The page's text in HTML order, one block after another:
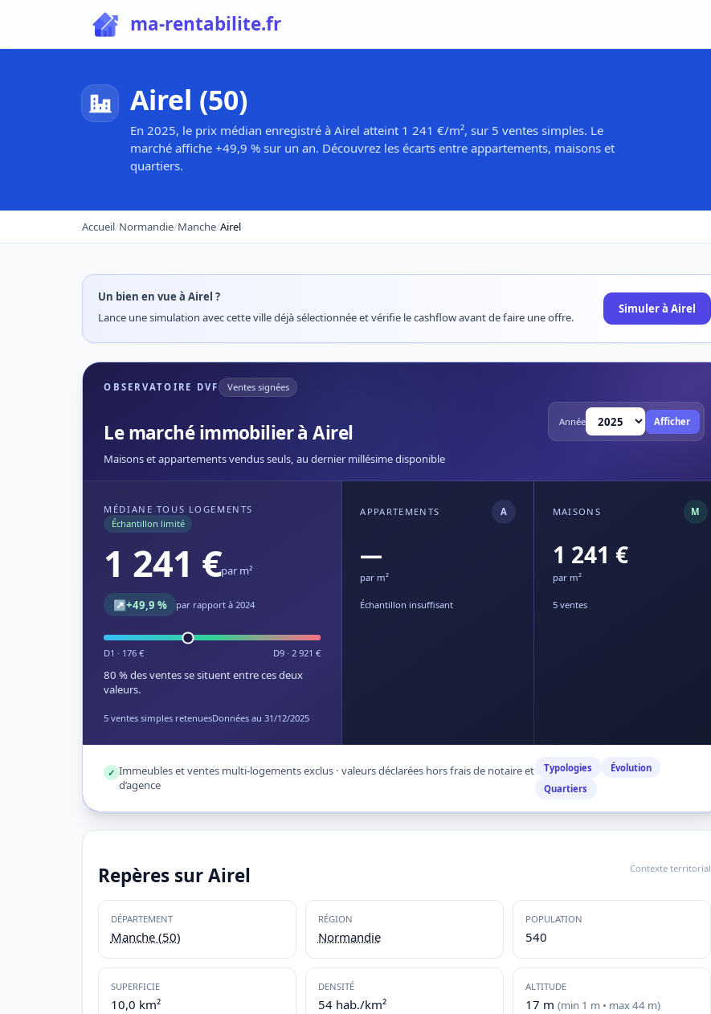
ma-rentabilite.fr
Airel (50)
En 2025, le prix médian enregistré à Airel atteint 1 241 €/m², sur 5 ventes simples. Le
marché affiche +49,9 % sur un an. Découvrez les écarts entre appartements, maisons et
quartiers.
Accueil/Normandie/Manche/Airel
Un bien en vue à Airel ?
Lance une simulation avec cette ville déjà sélectionnée et vérifie le cashflow avant de faire une offre.
Simuler à Airel
OBSERVATOIRE DVF Ventes signées
Le marché immobilier à Airel
Maisons et appartements vendus seuls, au dernier millésime disponible
Année Afficher
MÉDIANE TOUS LOGEMENTS
Échantillon limité
1 241 €par m²
↗+49,9 % par rapport à 2024
D1 · 176 € D9 · 2 921 €
80 % des ventes se situent entre ces deux
valeurs.
5 ventes simples retenuesDonnées au 31/12/2025
APPARTEMENTS A
—
par m²
Échantillon insuffisant
MAISONS M
1 241 €
par m²
5 ventes
✓ Immeubles et ventes multi-logements exclus · valeurs déclarées hors frais de notaire et
d’agence
Typologies
Évolution
Quartiers
Repères sur Airel Contexte territorial
DÉPARTEMENT
Manche (50)
RÉGION
Normandie
POPULATION
540
SUPERFICIE
10,0 km²
DENSITÉ
54 hab./km²
ALTITUDE
17 m (min 1 m • max 44 m)